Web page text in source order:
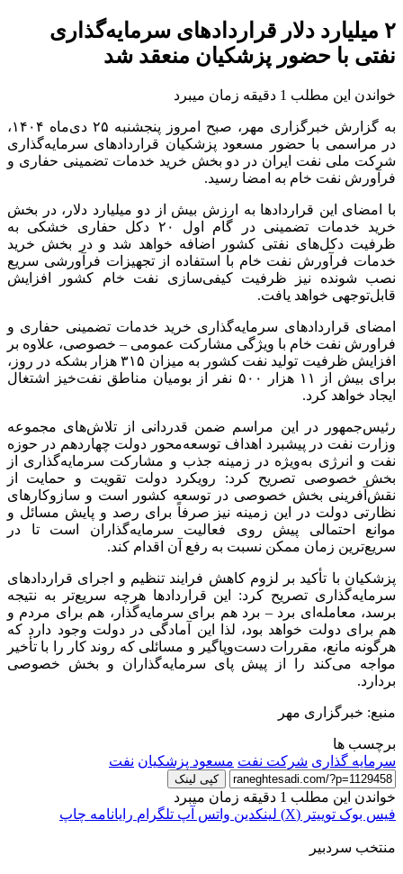
۲ میلیارد دلار قراردادهای سرمایه‌گذاری
نفتی با حضور پزشکیان منعقد شد
خواندن این مطلب 1 دقیقه زمان میبرد
به گزارش خبرگزاری مهر، صبح امروز پنجشنبه ۲۵ دی‌ماه ۱۴۰۴،
در مراسمی با حضور مسعود پزشکیان قراردادهای سرمایه‌گذاری
شرکت ملی نفت ایران در دو بخش خرید خدمات تضمینی حفاری و
فرآورش نفت خام به امضا رسید.
با امضای این قراردادها به ارزش بیش از دو میلیارد دلار، در بخش
خرید خدمات تضمینی در گام اول ۲۰ دکل حفاری خشکی به
ظرفیت دکل‌های نفتی کشور اضافه خواهد شد و در بخش خرید
خدمات فرآورش نفت خام با استفاده از تجهیزات فرآورشی سریع
نصب شونده نیز ظرفیت کیفی‌سازی نفت خام کشور افزایش
قابل‌توجهی خواهد یافت.
امضای قراردادهای سرمایه‌گذاری خرید خدمات تضمینی حفاری و
فراورش نفت خام با ویژگی مشارکت عمومی – خصوصی، علاوه بر
افزایش ظرفیت تولید نفت کشور به میزان ۳۱۵ هزار بشکه در روز،
برای بیش از ۱۱ هزار ۵۰۰ نفر از بومیان مناطق نفت‌خیز اشتغال
ایجاد خواهد کرد.
رئیس‌جمهور در این مراسم ضمن قدردانی از تلاش‌های مجموعه
وزارت نفت در پیشبرد اهداف توسعه‌محور دولت چهاردهم در حوزه
نفت و انرژی به‌ویژه در زمینه جذب و مشارکت سرمایه‌گذاری از
بخش خصوصی تصریح کرد: رویکرد دولت تقویت و حمایت از
نقش‌آفرینی بخش خصوصی در توسعه کشور است و سازوکارهای
نظارتی دولت در این زمینه نیز صرفاً برای رصد و پایش مسائل و
موانع احتمالی پیش روی فعالیت سرمایه‌گذاران است تا در
سریع‌ترین زمان ممکن نسبت به رفع آن اقدام کند.
پزشکیان با تأکید بر لزوم کاهش فرایند تنظیم و اجرای قراردادهای
سرمایه‌گذاری تصریح کرد: این قراردادها هرچه سریع‌تر به نتیجه
برسد، معامله‌ای برد – برد هم برای سرمایه‌گذار، هم برای مردم و
هم برای دولت خواهد بود، لذا این آمادگی در دولت وجود دارد که
هرگونه مانع، مقررات دست‌وپاگیر و مسائلی که روند کار را با تأخیر
مواجه می‌کند را از پیش پای سرمایه‌گذاران و بخش خصوصی
بردارد.
منبع: خبرگزاری مهر
برچسب ها
سرمایه گذاری شرکت نفت مسعود پزشکیان نفت
کپی لینک
خواندن این مطلب 1 دقیقه زمان میبرد
فیس بوک توییتر (X) لینکدین واتس آپ تلگرام رایانامه چاپ
منتخب سردبیر